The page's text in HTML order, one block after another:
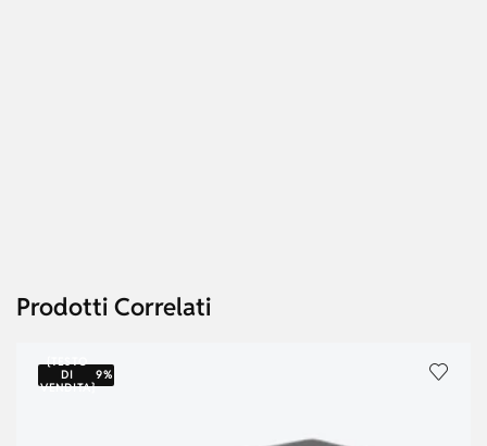
Prodotti Correlati
{TESTO
DI
VENDITA}
9%